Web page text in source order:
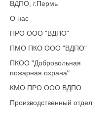
ВДПО, г.Пермь
О нас
ПРО ООО "ВДПО"
ПМО ПКО ООО "ВДПО"
ПКОО "Добровольная
пожарная охрана"
КМО ПРО ООО ВДПО
Производственный отдел